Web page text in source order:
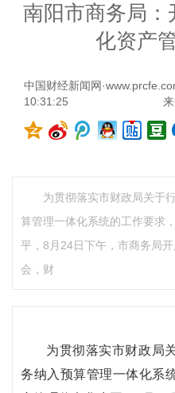
南阳市商务局
化资产
中国财经新闻网
10:31:25
为贯彻落实市财政局关于
算管理一体化系统的工作要求
平，8月24日下午，市商务局
会，财
为贯彻落实市财政局
务纳入预算管理一体化系